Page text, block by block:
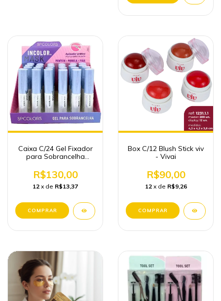
Caixa C/24 Gel Fixador
para Sobrancelha
R$130,00
12 x de R$13,37
Box C/12 Blush Stick viv
- Vivai
R$90,00
12 x de R$9,26